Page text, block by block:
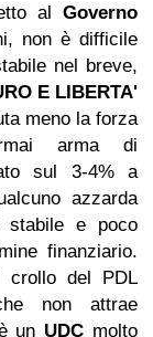
al Governo
non è difficile
nel breve,
E LIBERTA'
meno la forza
arma di
sul 3-4% a
azzarda
stabile e poco
finanziario.
crollo del PDL
non attrae
un UDC molto